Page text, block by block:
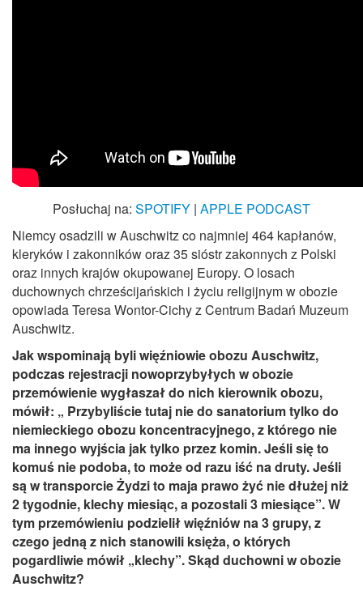
Posłuchaj na: SPOTIFY | APPLE PODCAST
Niemcy osadzili w Auschwitz co najmniej 464 kapłanów,
kleryków i zakonników oraz 35 sióstr zakonnych z Polski
oraz innych krajów okupowanej Europy. O losach
duchownych chrześcijańskich i życiu religijnym w obozie
opowiada Teresa Wontor-Cichy z Centrum Badań Muzeum
Auschwitz.
Jak wspominają byli więźniowie obozu Auschwitz,
podczas rejestracji nowoprzybyłych w obozie
przemówienie wygłaszał do nich kierownik obozu,
mówił: „ Przybyliście tutaj nie do sanatorium tylko do
niemieckiego obozu koncentracyjnego, z którego nie
ma innego wyjścia jak tylko przez komin. Jeśli się to
komuś nie podoba, to może od razu iść na druty. Jeśli
są w transporcie Żydzi to maja prawo żyć nie dłużej niż
2 tygodnie, klechy miesiąc, a pozostali 3 miesiące”. W
tym przemówieniu podzielił więźniów na 3 grupy, z
czego jedną z nich stanowili księża, o których
pogardliwie mówił „klechy”. Skąd duchowni w obozie
Auschwitz?